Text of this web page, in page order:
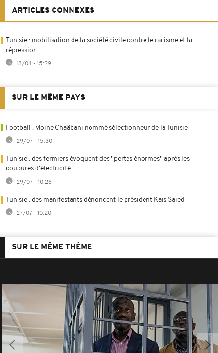
ARTICLES CONNEXES
Tunisie : mobilisation de la société civile contre le racisme et la
répression
13/04 - 15:29
SUR LE MÊME PAYS
Football : Moïne Chaâbani nommé sélectionneur de la Tunisie
29/07 - 15:30
Tunisie : des fermiers évoquent des ''pertes énormes'' après les
coupures d'électricité
29/07 - 10:26
Tunisie : des manifestants dénoncent le président Kaïs Saïed
27/07 - 10:20
SUR LE MÊME THÈME